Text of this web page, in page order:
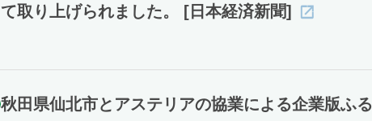
て取り上げられました。 [日本経済新聞]
秋田県仙北市とアステリアの協業による企業版ふる